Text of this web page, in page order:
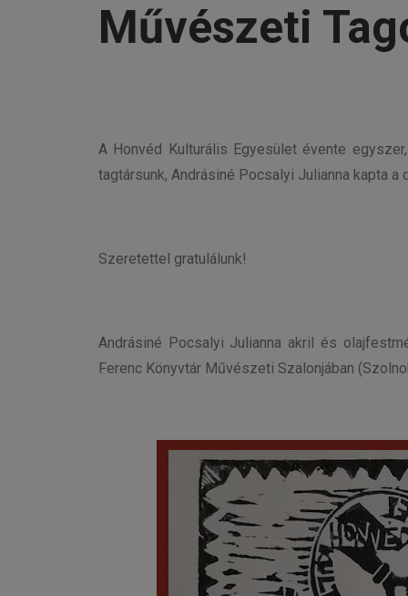
Művészeti
A Honvéd Kulturális Egyesület évente
tagtársunk, Andrásiné Pocsalyi Julianna kapta
Szeretettel gratulálunk!
Andrásiné Pocsalyi Julianna akril és
Ferenc Könyvtár Művészeti Szalonjában